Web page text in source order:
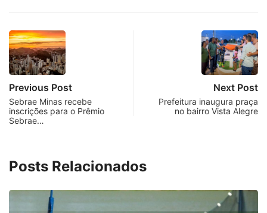
Previous Post
Sebrae Minas recebe
inscrições para o Prêmio
Sebrae…
Next Post
Prefeitura inaugura praça
no bairro Vista Alegre
Posts Relacionados